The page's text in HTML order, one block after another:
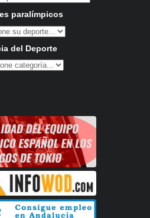
paralímpicos
del Deporte